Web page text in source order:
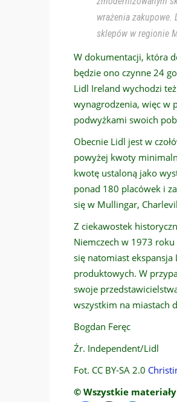
wrażenia zakupowe.
sklepów w regionie
W dokumentacji, która
będzie ono czynne 24
Lidl Ireland wychodzi
wynagrodzenia, więc w
podwyżkami swoich
Obecnie Lidl jest w
powyżej kwoty
kwotę ustaloną jako
ponad 180 placówek i
się w Mullingar,
Z ciekawostek
Niemczech w 1973
się natomiast ekspansja
produktowych. W
swoje
wszystkim na miastach
Bogdan Feręc
Źr. Independent/Lidl
Fot. CC BY-SA 2.0
© Wszystkie